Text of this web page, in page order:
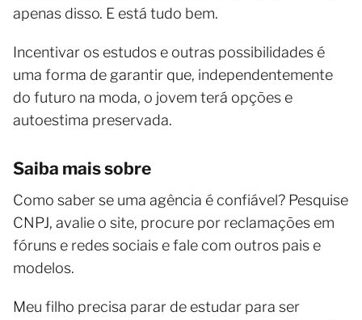
apenas disso. E está tudo bem.
Incentivar os estudos e outras possibilidades é
uma forma de garantir que, independentemente
do futuro na moda, o jovem terá opções e
autoestima preservada.
Saiba mais sobre
Como saber se uma agência é confiável? Pesquise
CNPJ, avalie o site, procure por reclamações em
fóruns e redes sociais e fale com outros pais e
modelos.
Meu filho precisa parar de estudar para ser